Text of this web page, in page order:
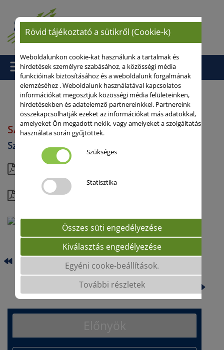
Kezdőlap Szója / SANLUCA
SANLUCA
Szója
részletes
PAULA
Rövid tájékoztató a sütikről (Cookie-k)
Weboldalunkon cookie-kat használunk a tartalmak és
hirdetések személyre szabásához, a közösségi média
funkcióinak biztosításához és a weboldalunk forgalmának
elemzéséhez . Weboldalunk használatával kapcsolatos
információkat megosztjuk közösségi média felületeinken,
hirdetésekben és adatelemző partnereinkkel. Partnereink
összekapcsolhatják ezeket az információkat más adatokkal,
amelyeket Ön megadott nekik, vagy amelyeket a szolgáltatás
használata során gyűjtöttek.
Szükséges
Statisztika
Összes süti engedélyezése
Kiválasztás engedélyezése
Egyéni cooke-beállítások.
További részletek